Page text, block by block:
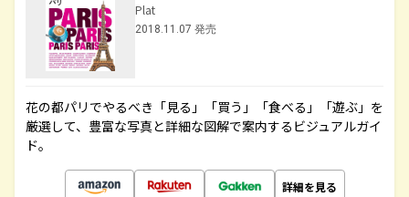
Plat
2018.11.07 発売
花の都パリでやるべき「見る」「買う」「食べる」「遊ぶ」を
厳選して、豊富な写真と詳細な図解で案内するビジュアルガイ
ド。
詳細を見る